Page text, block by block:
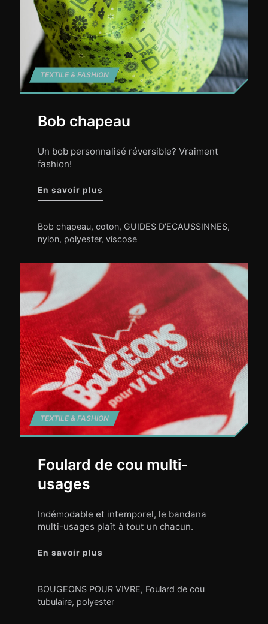
TEXTILE & FASHION
Bob chapeau
Un bob personnalisé réversible? Vraiment
fashion!
En savoir plus
Bob chapeau, coton, GUIDES D'ECAUSSINNES,
nylon, polyester, viscose
TEXTILE & FASHION
Foulard de cou multi-
usages
Indémodable et intemporel, le bandana
multi-usages plaît à tout un chacun.
En savoir plus
BOUGEONS POUR VIVRE, Foulard de cou
tubulaire, polyester